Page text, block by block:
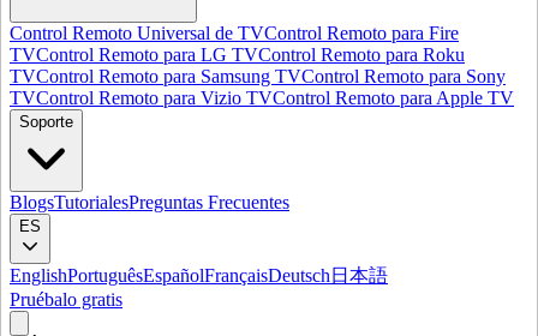
Control Remoto Universal de TVControl Remoto para Fire
TVControl Remoto para LG TVControl Remoto para Roku
TVControl Remoto para Samsung TVControl Remoto para Sony
TVControl Remoto para Vizio TVControl Remoto para Apple TV
Soporte
BlogsTutorialesPreguntas Frecuentes
ES
EnglishPortuguêsEspañolFrançaisDeutsch 日本語
Pruébalo gratis